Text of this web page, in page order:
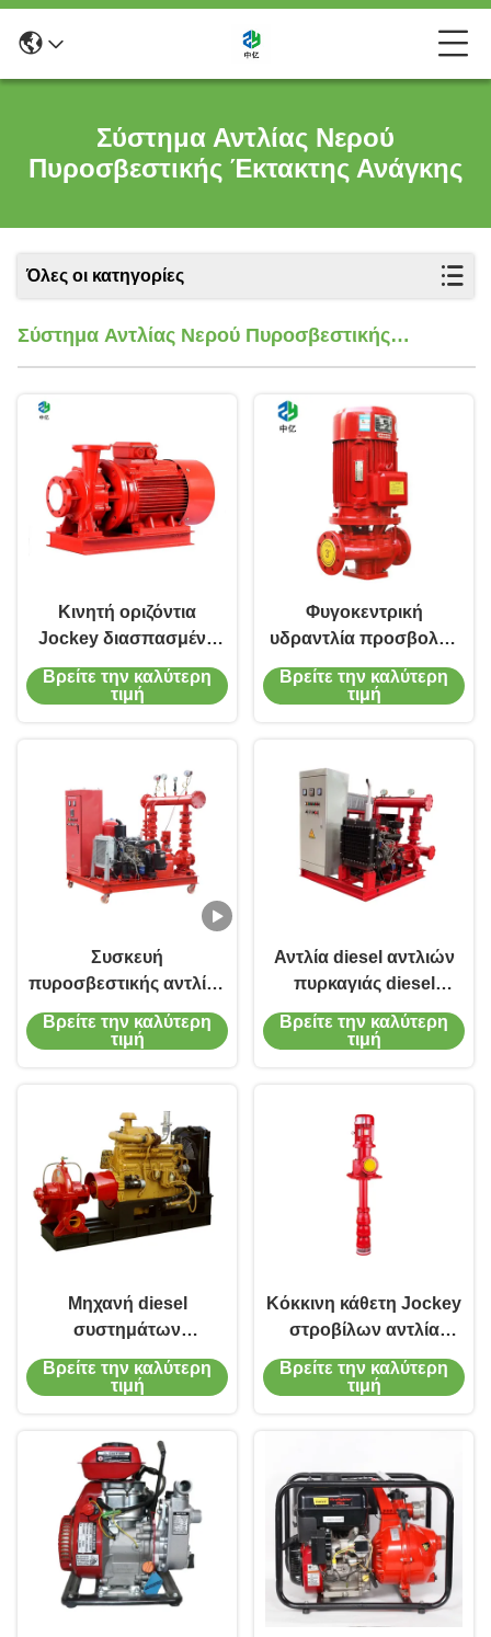
Σύστημα Αντλίας Νερού
Πυροσβεστικής Έκτακτης Ανάγκης
Όλες οι κατηγορίες
Σύστημα Αντλίας Νερού Πυροσβεστικής
Έκτακτης Ανάγκης
Κινητή οριζόντια
Jockey διασπασμένη
περίπτωση αντλιών
σκηνικής πυρκαγιάς
Βρείτε την καλύτερη
τιμή
Φυγοκεντρική
υδραντλία προσβολής
του πυρός αντλιών
πυρκαγιάς ενιαίας
Βρείτε την καλύτερη
τιμή
Συσκευή
πυροσβεστικής αντλίας
ντίζελ Συστήματα
αντλίας νερού για
Κεντρικό σύνολο
αντλίας και αντλία
τζόκεϊ, ηλεκτρική, με
υδροπνευματική
δεξαμενή, αντλιακές και
απορριπτικές συλλογές
Βρείτε την καλύτερη
τιμή
Αντλία diesel αντλιών
πυρκαγιάς diesel
1450RPM 2900RPM EDJ
για την προσβολή του
Βρείτε την καλύτερη
τιμή
Μηχανή diesel
συστημάτων
υδραντλιών πυρκαγιάς
έκτακτης ανάγκης XBC -
Βρείτε την καλύτερη
τιμή
Κόκκινη κάθετη Jockey
στροβίλων αντλία
προσβολής του πυρός
diesel άξονων αντλιών
Βρείτε την καλύτερη
τιμή